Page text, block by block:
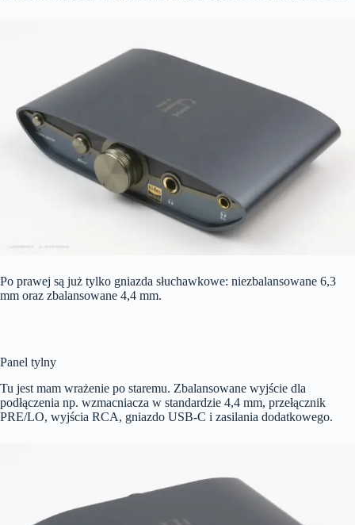
Po prawej są już tylko gniazda słuchawkowe: niezbalansowane 6,3
mm oraz zbalansowane 4,4 mm.
Panel tylny
Tu jest mam wrażenie po staremu. Zbalansowane wyjście dla
podłączenia np. wzmacniacza w standardzie 4,4 mm, przełącznik
PRE/LO, wyjścia RCA, gniazdo USB-C i zasilania dodatkowego.